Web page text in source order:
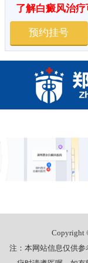
了解白癜风治疗
预约挂号
Copyright
注：本网站信息仅供